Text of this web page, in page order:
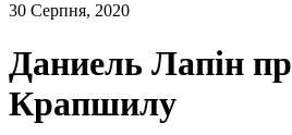
30 Серпня, 2020
Даниель Лапін
Крапшилу